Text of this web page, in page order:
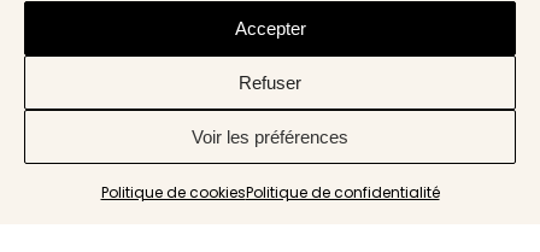
Accepter
Refuser
Voir les préférences
Politique de cookiesPolitique de confidentialité